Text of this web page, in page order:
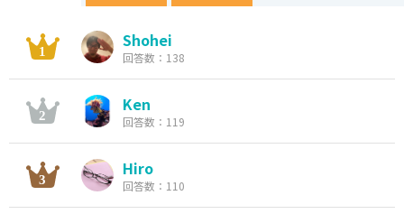
Shohei
回答数：138
Ken
回答数：119
Hiro
回答数：110